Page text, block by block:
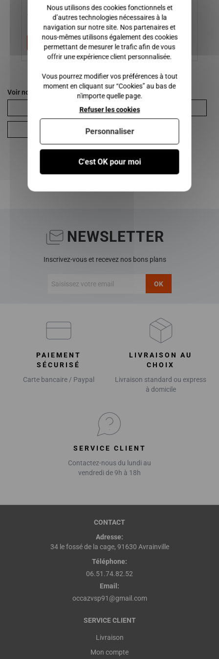
150,00 €
Ajouter au panier
55,00 €
Ajouter au panier
Voir nos autres pages :
Crossover Impulsion
NEWSLETTER
Inscrivez-vous et recevez nos bons plans
OK
PAIEMENT
SÉCURISÉ
Carte bancaire / Paypal
LIVRAISON AU
CHOIX
Livraison standard ou express
à domicile
SERVICE CLIENT
Contactez-nous du lundi au
vendredi de 9h à 18h
CONTACT
Adresse:
34 le fossé de la cage, 91630 Avrainville
Téléphone:
06.51.74.82.52
Email:
occazvsp91@gmail.com
SERVICE CLIENT
Livraison
Mon compte
Nous utilisons des cookies fonctionnels et
d’autres technologies nécessaires à la
navigation sur notre site. Nos partenaires et
nous-mêmes utilisons également des cookies
permettant de mesurer le trafic afin de vous
offrir une expérience client personnalisée.
Vous pourrez modifier vos préférences à tout
moment en cliquant sur “Cookies” au bas de
n'importe quelle page.
C'est OK pour moi
Refuser les cookies
Personnaliser